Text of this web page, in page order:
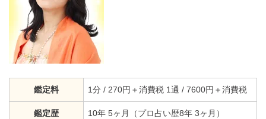
鑑定料 1分 / 270円＋消費税 1通 / 7600円＋消費税
鑑定歴 10年 5ヶ月（プロ占い歴8年 3ヶ月）